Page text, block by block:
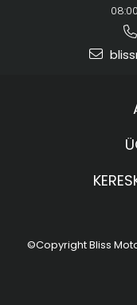
©Copyright Bliss